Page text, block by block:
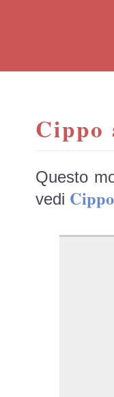
Questo
vedi